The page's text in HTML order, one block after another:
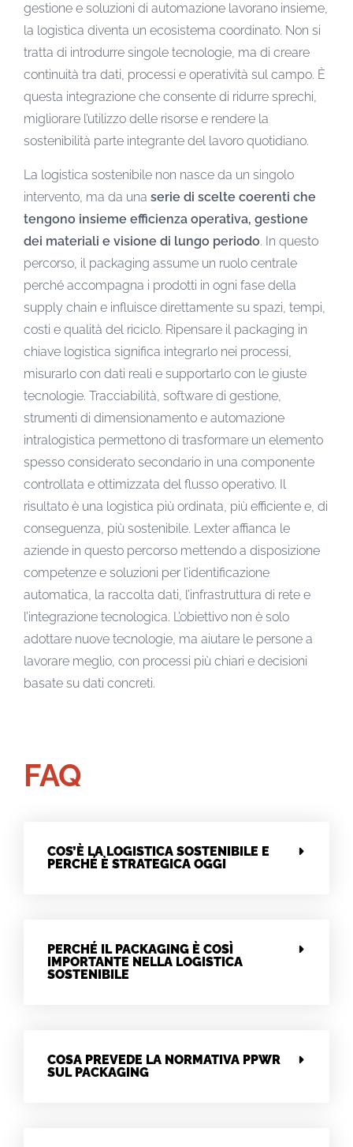
gestione e soluzioni di automazione lavorano insieme,
la logistica diventa un ecosistema coordinato. Non si
tratta di introdurre singole tecnologie, ma di creare
continuità tra dati, processi e operatività sul campo. È
questa integrazione che consente di ridurre sprechi,
migliorare l’utilizzo delle risorse e rendere la
sostenibilità parte integrante del lavoro quotidiano.
La logistica sostenibile non nasce da un singolo
intervento, ma da una serie di scelte coerenti che
tengono insieme efficienza operativa, gestione
dei materiali e visione di lungo periodo. In questo
percorso, il packaging assume un ruolo centrale
perché accompagna i prodotti in ogni fase della
supply chain e influisce direttamente su spazi, tempi,
costi e qualità del riciclo. Ripensare il packaging in
chiave logistica significa integrarlo nei processi,
misurarlo con dati reali e supportarlo con le giuste
tecnologie. Tracciabilità, software di gestione,
strumenti di dimensionamento e automazione
intralogistica permettono di trasformare un elemento
spesso considerato secondario in una componente
controllata e ottimizzata del flusso operativo. Il
risultato è una logistica più ordinata, più efficiente e, di
conseguenza, più sostenibile. Lexter affianca le
aziende in questo percorso mettendo a disposizione
competenze e soluzioni per l’identificazione
automatica, la raccolta dati, l’infrastruttura di rete e
l’integrazione tecnologica. L’obiettivo non è solo
adottare nuove tecnologie, ma aiutare le persone a
lavorare meglio, con processi più chiari e decisioni
basate su dati concreti.
FAQ
COS’È LA LOGISTICA SOSTENIBILE E
PERCHÉ È STRATEGICA OGGI
PERCHÉ IL PACKAGING È COSÌ
IMPORTANTE NELLA LOGISTICA
SOSTENIBILE
COSA PREVEDE LA NORMATIVA PPWR
SUL PACKAGING